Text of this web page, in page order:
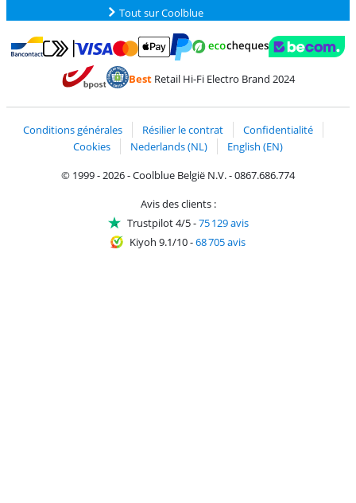
Tout sur Coolblue
Payer avec Bancontact
Payer avec MasterCard et Visa via ClickToPay
Payer avec PayPal
BestRetail Hi-Fi Electro Brand 2024
Conditions générales Résilier le contrat
Confidentialité
Cookies
Nederlands (NL)
English (EN)
© 1999 - 2026 - Coolblue België N.V. - 0867.686.774
Avis des clients :
Trustpilot 4/5-75 129 avis
Kiyoh 9.1/10-68 705 avis